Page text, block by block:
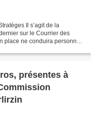
Il s’agit de la
sur le Courrier des
place ne conduira personne
présentes à